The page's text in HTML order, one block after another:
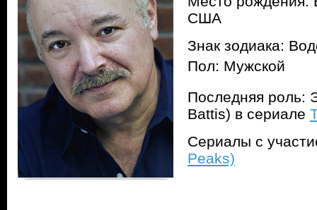
США
Знак зодиака:
Пол: Мужской
Последняя роль:
Battis) в сериале
Сериалы с
Peaks)